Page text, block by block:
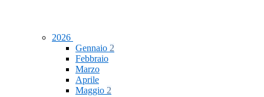
2026
Gennaio 2
Febbraio
Marzo
Aprile
Maggio 2